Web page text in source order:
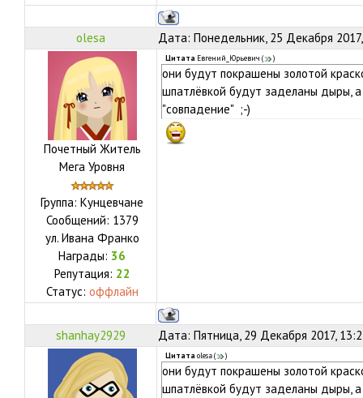
olesa Дата: Понедельник, 25 Декабря
Почетный Житель
Мега Уровня
Группа: Кунцевчане
Сообщений: 1379
ул. Ивана Франко
Награды: 36
Репутация: 22
Статус: оффлайн
Цитата Евгений_Юрьевич ( )
они будут покрашены золотой
шпатлёвкой будут заделаны дыры,
"совпадение" ;-)
shanhay2929 Дата: Пятница, 29 Декабря 2017,
Цитата olesa( )
они будут покрашены золотой
шпатлёвкой будут заделаны дыры,